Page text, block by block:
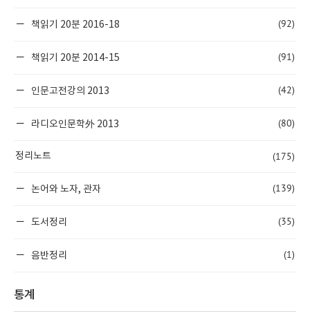
책읽기 20분 2016-18 (92)
책읽기 20분 2014-15 (91)
인문고전강의 2013 (42)
라디오인문학外 2013 (80)
정리노트 (175)
논어와 노자, 관자 (139)
도서정리 (35)
음반정리 (1)
통계